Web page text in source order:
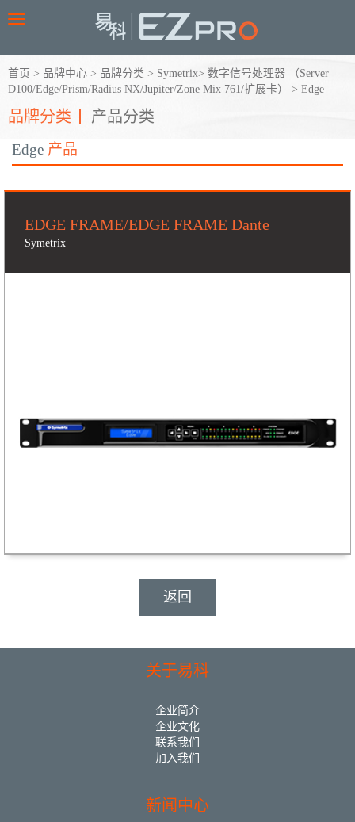
Toggle
首页 > 品牌中心 > 品牌分类 > Symetrix> 数字信号处理器 （Server
D100/Edge/Prism/Radius NX/Jupiter/Zone Mix 761/扩展卡）
> Edge
品牌分类 产品分类
Edge 产品
EDGE FRAME/EDGE FRAME Dante
Symetrix
返回
关于易科
企业简介
企业文化
联系我们
加入我们
新闻中心